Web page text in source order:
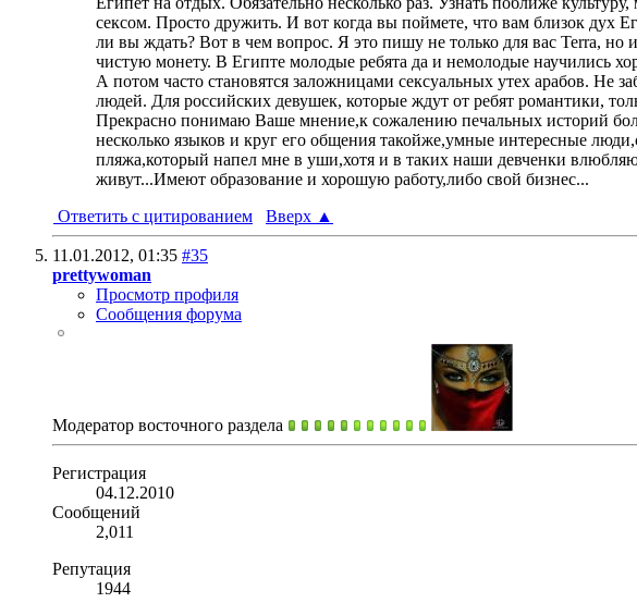
сексом. Просто дружить. И вот когда вы поймете, что вам близок дух
ли вы ждать? Вот в чем вопрос. Я это пишу не только для вас Terra,
чистую монету. В Египте молодые ребята да и немолодые научились
А потом часто становятся заложницами сексуальных утех арабов. Не
людей. Для российских девушек, которые ждут от ребят романтики,
Прекрасно понимаю Ваше мнение,к сожалению печальных историй
несколько языков и круг его общения такойже,умные интересные
пляжа,который напел мне в уши,хотя и в таких наши девченки
живут...Имеют образование и хорошую работу,либо свой бизнес...
Ответить с цитированием
Вверх ▲
11.01.2012, 01:35 #35
prettywoman
Просмотр профиля
Сообщения форума
Модератор восточного раздела
Регистрация
04.12.2010
Сообщений
2,011
Репутация
1944